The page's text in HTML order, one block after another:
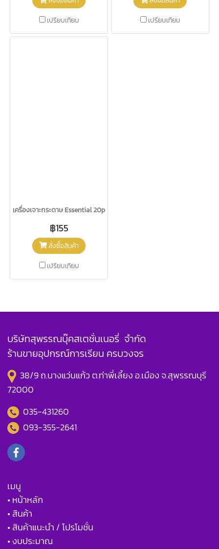
เปรียบเทียบ
เปรียบเทียบ
เครื่องเจาะกระดาษ Essential 20p Maped
฿155
สั่งซื้อสินค้า
เปรียบเทียบ
บริษัทสุพรรณบุ๊คสเตชั่นเนอรี่ จำกัด
ร้านขายอุปกรณ์การเรียน ครบวงจร
38/9 ถ.นางแว่นแก้ว ต.ท่าพี่เลี้ยง อ.เมือง จ.สุพรรณบุรี
72000
035-431260
093-355-2641
เมนู
• หน้าหลัก
• สินค้า
• สินค้าแนะนำ / โปรโมชั่น
• งบประมาณ